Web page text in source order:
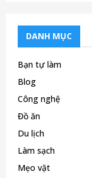
DANH MỤC
Bạn tự làm
Blog
Công nghệ
Đồ ăn
Du lịch
Làm sạch
Mẹo vặt